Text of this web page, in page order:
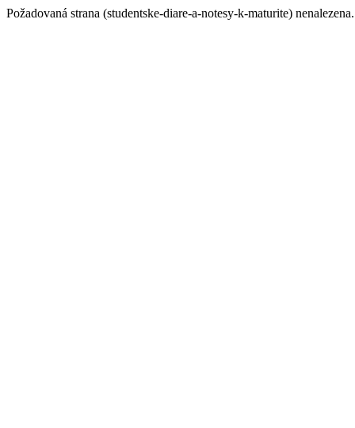
Požadovaná strana (studentske-diare-a-notesy-k-maturite)